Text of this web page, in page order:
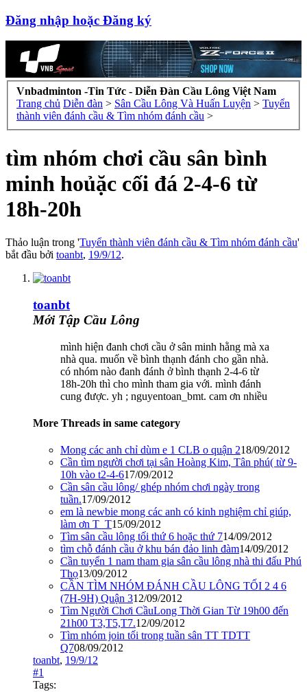
Đăng nhập hoặc Đăng ký
Vnbadminton -Tin Tức - Diễn Đàn Cầu Lông Việt Nam
Trang chủ Diễn đàn > Sân Cầu Lông Và Huấn Luyện > Tuyển
thành viên đánh cầu & Tìm nhóm đánh cầu >
tìm nhóm chơi cầu sân bình
minh hoủặc cối đá 2-4-6 từ
18h-20h
Thảo luận trong 'Tuyển thành viên đánh cầu & Tìm nhóm đánh cầu'
bắt đầu bởi toanbt, 19/9/12.
toanbt
Mới Tập Cầu Lông
mình hiện đanh chơi cầu ở sân minh hằng mà xa
nhà qua. muốn về bình thạnh đánh cho gần nhà.
có nhóm nào đanh đánh ở bình thạnh 2-4-6 từ
18h-20h thì cho mình tham gia với. mình đánh
cung được. yh ; nguyentoan_bmt. cam ơn nhiều
More Threads in same category
Mong các anh chỉ dùm e 1 CLB o quận 218/09/2012
Cần tìm người chơi tại sân Hoàng Kim, Tân phú( từ 9-
10h vào t2-4-617/09/2012
Cần sân cầu lông/ ghép nhóm chơi ngày trong
tuần.17/09/2012
em là newbie mong các anh có kinh nghiệm chỉ giúp,
làm ơn T_T15/09/2012
Tìm sân cầu lông tối thứ 6 hoặc thứ 714/09/2012
tìm chỗ đánh cầu ở khu bán đảo linh đàm14/09/2012
Cần tuyển 1 nam tham gia sân cầu lông nhà thi đấu Phú
Thọ13/09/2012
CẦN TÌM NHÓM ĐÁNH CẦU LÔNG TỐI 2 4 6
(7H-9H) Quận 312/09/2012
Tìm Người Chơi CầuLong Thời Gian Từ 19h00 đến
21h00 T3,T5,T7.12/09/2012
Tìm nhóm join tối trong tuần sân TT TDTT
Q708/09/2012
toanbt, 19/9/12
#1
Tags: